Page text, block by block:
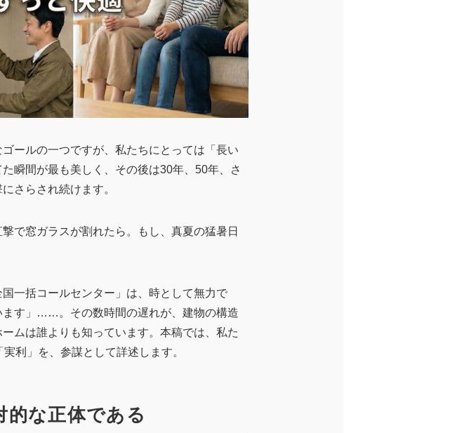
はこちら 資料請求はこちら
ールの一つですが、私たちにとっては「長い
瞬間が最も美しく、その後は30年、50年、さ
さらされ続けます。
で窓ガラスが割れたら。もし、真夏の猛暑日
一括コールセンター」は、時として無力で
ます」……。その数時間の遅れが、建物の構造
ムは誰よりも知っています。本稿では、私た
利」を、参謀として詳述します。
的な正体である